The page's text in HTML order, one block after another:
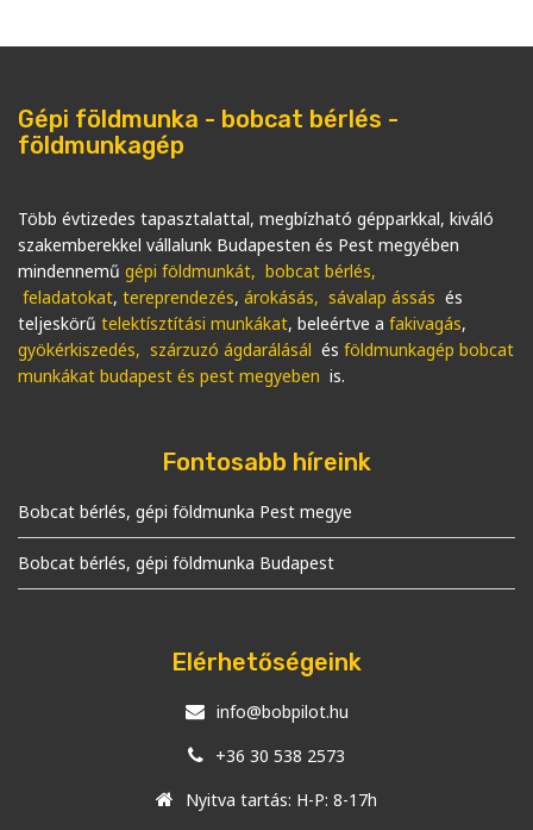
Gépi földmunka - bobcat bérlés -
földmunkagép
Több évtizedes tapasztalattal, megbízható gépparkkal, kiváló
szakemberekkel vállalunk Budapesten és Pest megyében
mindennemű gépi földmunkát, bobcat bérlés,
feladatokat, tereprendezés, árokásás, sávalap ássás és
teljeskörű telektísztítási munkákat, beleértve a fakivagás,
gyökérkiszedés, szárzuzó ágdarálásál és földmunkagép bobcat
munkákat budapest és pest megyeben is.
Fontosabb híreink
Bobcat bérlés, gépi földmunka Pest megye
Bobcat bérlés, gépi földmunka Budapest
Elérhetőségeink
info@bobpilot.hu
+36 30 538 2573
Nyitva tartás: H-P: 8-17h